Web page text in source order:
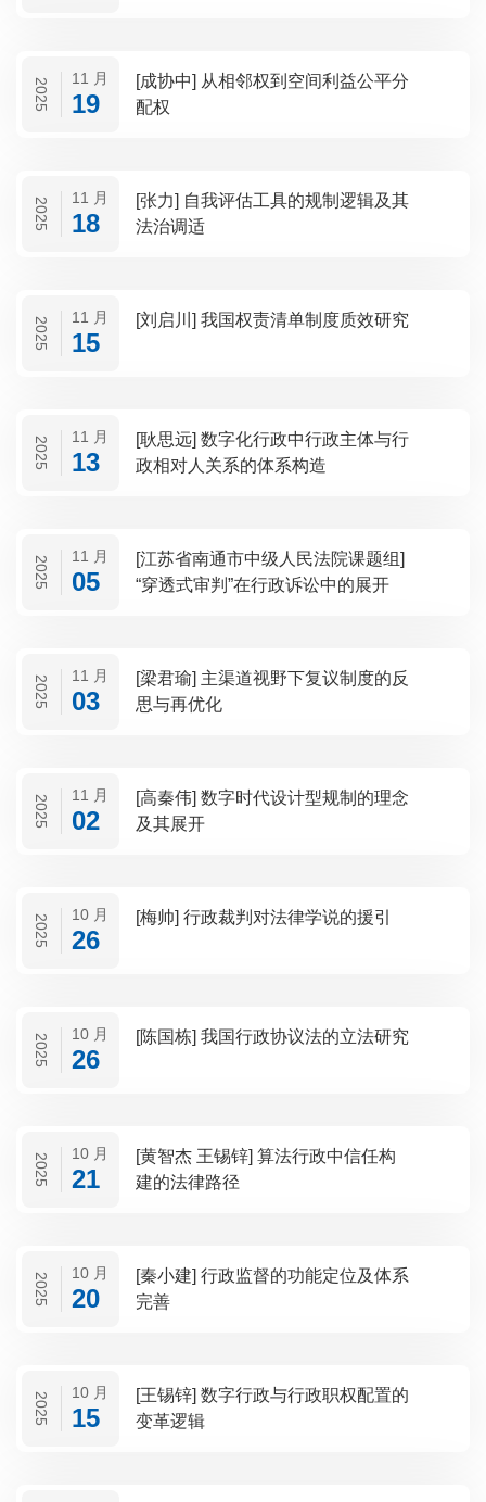
2025 11 月
19
[成协中] 从相邻权到空间利益公平分
配权
2025 11 月
18
[张力] 自我评估工具的规制逻辑及其
法治调适
2025 11 月
15
[刘启川] 我国权责清单制度质效研究
2025 11 月
13
[耿思远] 数字化行政中行政主体与行
政相对人关系的体系构造
2025 11 月
05
[江苏省南通市中级人民法院课题组]
“穿透式审判”在行政诉讼中的展开
2025 11 月
03
[梁君瑜] 主渠道视野下复议制度的反
思与再优化
2025 11 月
02
[高秦伟] 数字时代设计型规制的理念
及其展开
2025 10 月
26
[梅帅] 行政裁判对法律学说的援引
2025 10 月
26
[陈国栋] 我国行政协议法的立法研究
2025 10 月
21
[黄智杰 王锡锌] 算法行政中信任构
建的法律路径
2025 10 月
20
[秦小建] 行政监督的功能定位及体系
完善
2025 10 月
15
[王锡锌] 数字行政与行政职权配置的
变革逻辑